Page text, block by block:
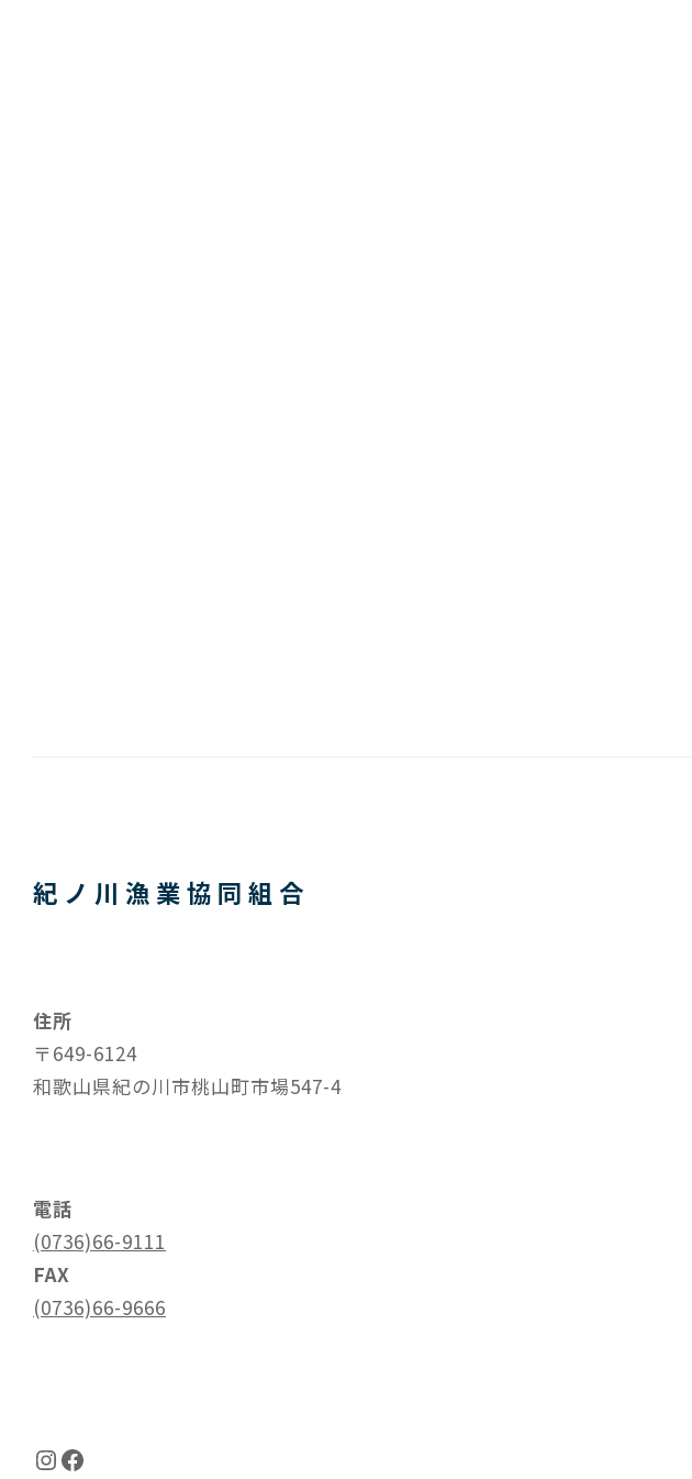
紀ノ川漁業協同組合
住所
〒649-6124
和歌山県紀の川市桃山町市場547-4
電話
(0736)66-9111
FAX
(0736)66-9666
Instagram
Facebook